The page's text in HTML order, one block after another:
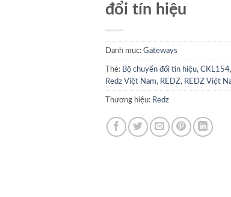
đổi tín hiệu
Danh mục: Gateways
Thẻ: Bộ chuyển đổi tín hiệu, CKL154,
Redz Việt Nam, REDZ, REDZ Việt
Thương hiệu: Redz